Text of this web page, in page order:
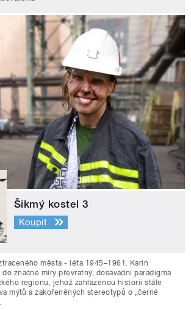
Šikmý kostel 3
Koupit
města - léta 1945–1961. Karin
značné míry převratný, dosavadní paradigma
regionu, jehož zahlazenou historii stále
mýtů a zakořeněných stereotypů o „černé